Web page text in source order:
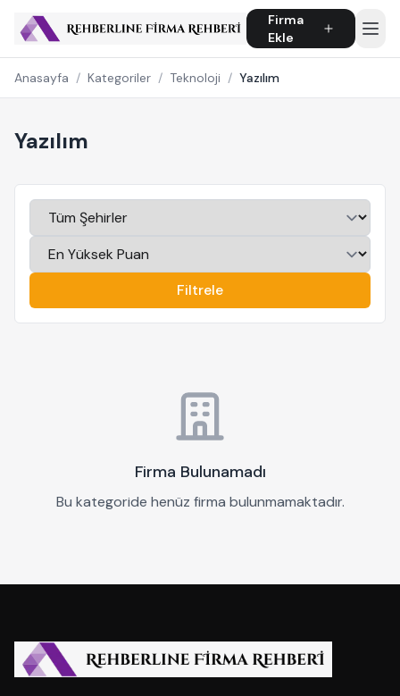
Firma
Ekle
Anasayfa / Kategoriler / Teknoloji / Yazılım
Yazılım
Filtrele
Firma Bulunamadı
Bu kategoride henüz firma bulunmamaktadır.